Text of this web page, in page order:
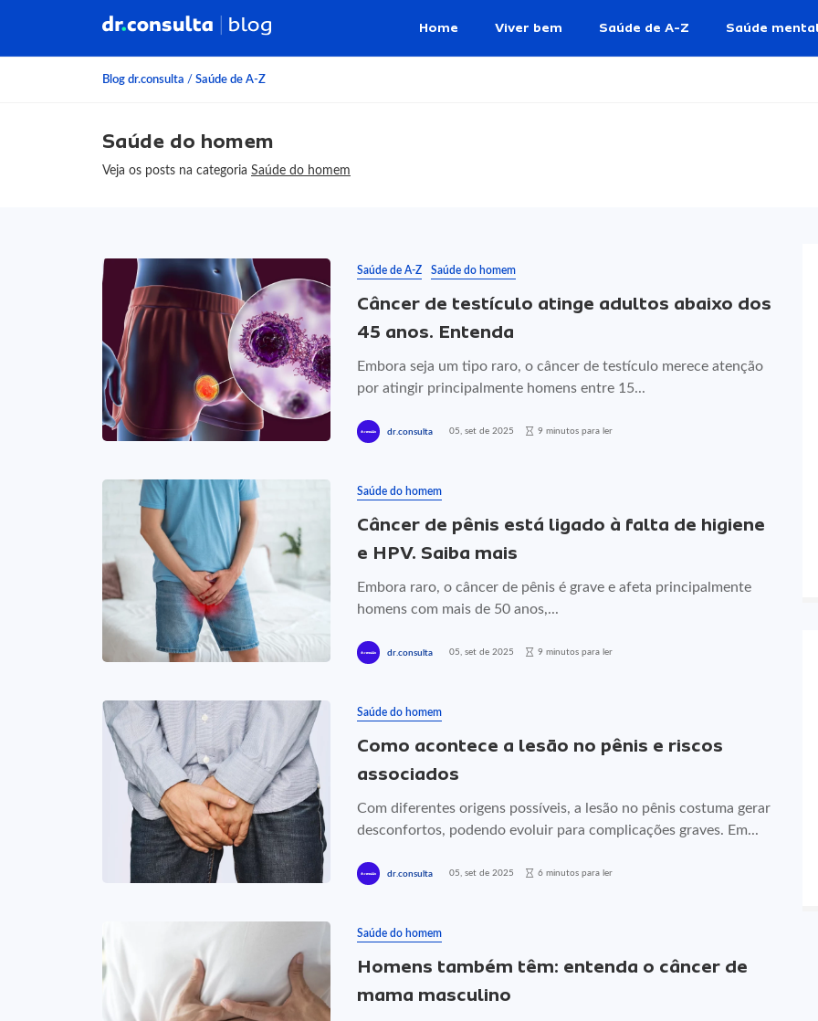
Home Viver bem Saúde de A-Z Saúde
Blog dr.consulta / Saúde de A-Z
Saúde do homem
Veja os posts na categoria Saúde do homem
Saúde de A-Z Saúde do homem
Câncer de testículo atinge adultos abaixo dos
45 anos. Entenda
Embora seja um tipo raro, o câncer de testículo merece atenção
por atingir principalmente homens entre 15...
dr.consulta 05, set de 2025 9 minutos para ler
Saúde do homem
Câncer de pênis está ligado à falta de higiene
e HPV. Saiba mais
Embora raro, o câncer de pênis é grave e afeta principalmente
homens com mais de 50 anos,...
dr.consulta 05, set de 2025 9 minutos para ler
Saúde do homem
Como acontece a lesão no pênis e riscos
associados
Com diferentes origens possíveis, a lesão no pênis costuma gerar
desconfortos, podendo evoluir para complicações graves. Em...
dr.consulta 05, set de 2025 6 minutos para ler
Saúde do homem
Homens também têm: entenda o câncer de
mama masculino